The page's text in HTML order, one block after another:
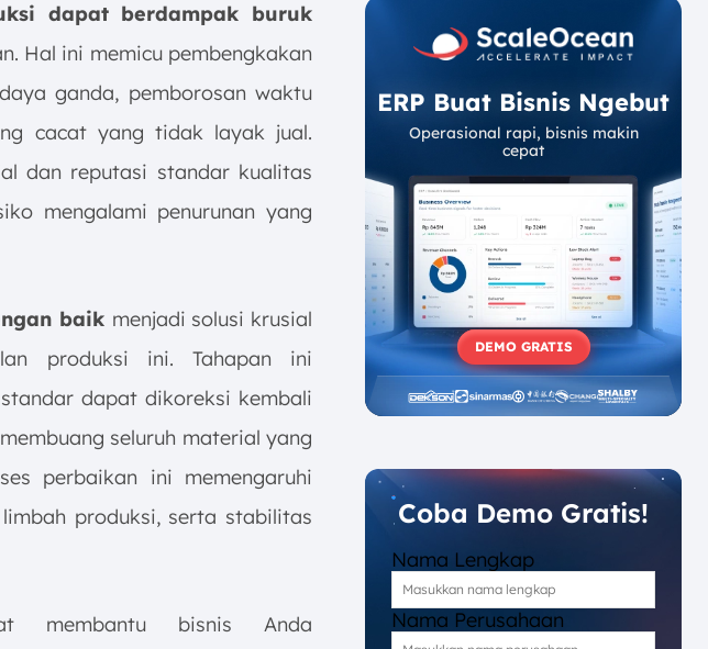
dapat berdampak buruk
Hal ini memicu pembengkakan
ganda, pemborosan waktu
cacat yang tidak layak jual.
dan reputasi standar kualitas
mengalami penurunan yang
baik menjadi solusi krusial
produksi ini. Tahapan ini
dapat dikoreksi kembali
seluruh material yang
perbaikan ini memengaruhi
produksi, serta stabilitas
membantu bisnis Anda
ERP Buat Bisnis Ngebut
Operasional rapi, bisnis makin
cepat
DEMO GRATIS
Coba Demo Gratis!
Nama Lengkap
Nama Perusahaan